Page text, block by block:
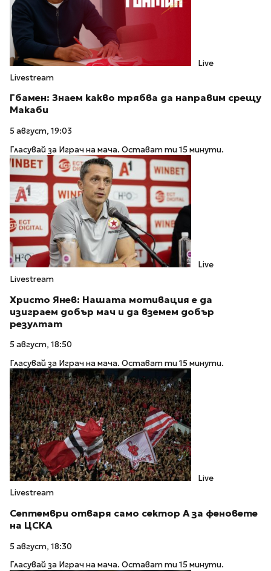
Live
Livestream
Гбамен: Знаем какво трябва да направим срещу
Макаби
5 август, 19:03
Гласувай за Играч на мача. Остават ти 15 минути.
Live
Livestream
Христо Янев: Нашата мотивация е да
изиграем добър мач и да вземем добър
резултат
5 август, 18:50
Гласувай за Играч на мача. Остават ти 15 минути.
Live
Livestream
Септември отваря само сектор А за феновете
на ЦСКА
5 август, 18:30
Гласувай за Играч на мача. Остават ти 15 минути.